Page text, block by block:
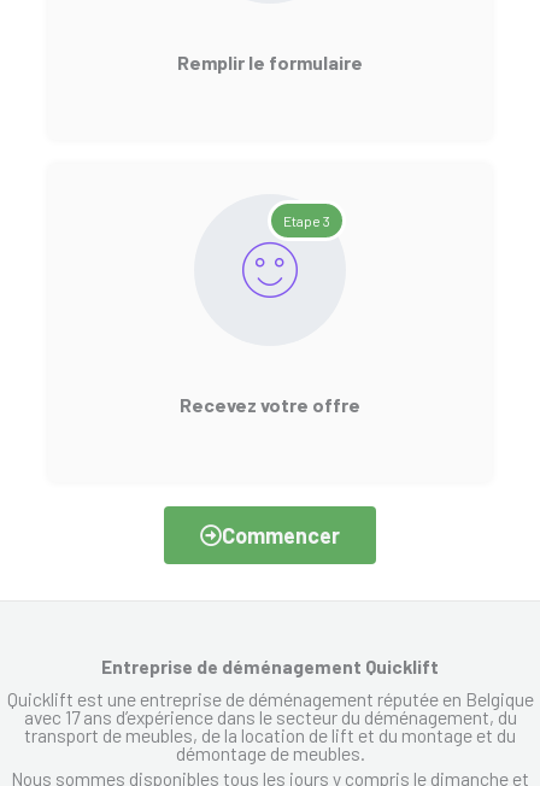
Remplir le formulaire
Etape 3
Recevez votre offre
Commencer
Entreprise de déménagement Quicklift
Quicklift est une entreprise de déménagement réputée en Belgique
avec 17 ans d’expérience dans le secteur du déménagement, du
transport de meubles, de la location de lift et du montage et du
démontage de meubles.
Nous sommes disponibles tous les jours y compris le dimanche et